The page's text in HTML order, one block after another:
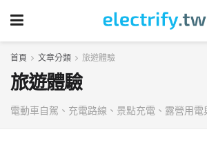
首頁 文章分類 旅遊體驗
旅遊體驗
電動車自駕、充電路線、景點充電、露營用電